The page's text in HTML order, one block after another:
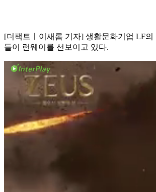
[더팩트ㅣ이새롬 기자] 생활문화기업 LF
들이 런웨이를 선보이고 있다.